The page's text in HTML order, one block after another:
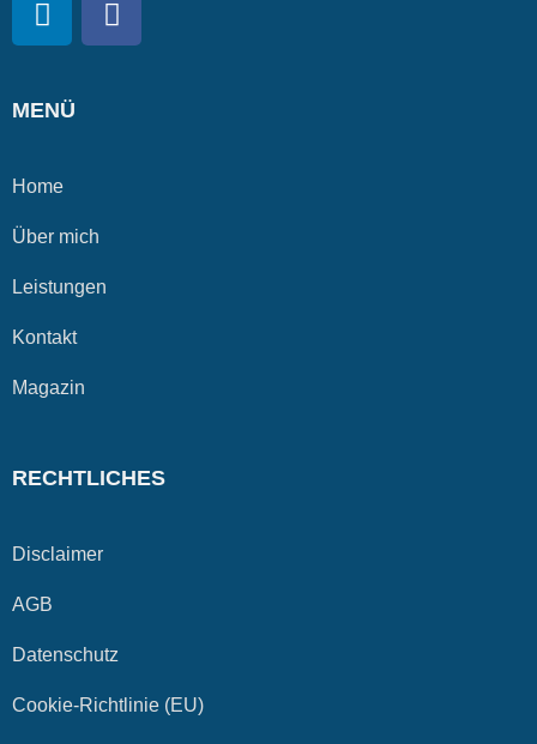
MENÜ
Home
Über mich
Leistungen
Kontakt
Magazin
RECHTLICHES
Disclaimer
AGB
Datenschutz
Cookie-Richtlinie (EU)